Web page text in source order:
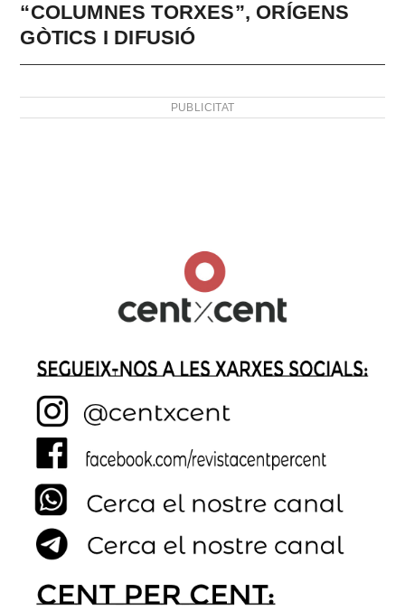
“COLUMNES TORXES”, ORÍGENS
GÒTICS I DIFUSIÓ
PUBLICITAT